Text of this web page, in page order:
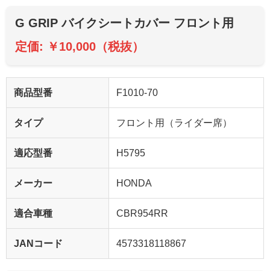
G GRIP バイクシートカバー フロント用
定価: ￥10,000（税抜）
商品型番 F1010-70
タイプ フロント用（ライダー席）
適応型番 H5795
メーカー HONDA
適合車種 CBR954RR
JANコード 4573318118867